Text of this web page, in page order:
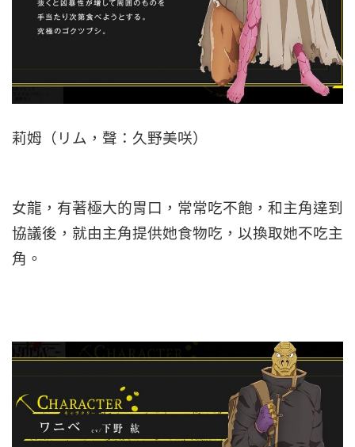
莉姆（リム，聲：久野美咲）
女龍，有著極大的胃口，常常吃不飽，和主角達到
協議後，就由主角提供她食物吃，以換取她不吃主
角。